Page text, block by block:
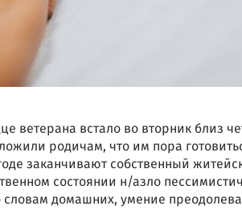
ветерана встало во вторник близ
родичам, что им пора
заканчивают собственный
состоянии н/азло
домашних, умение